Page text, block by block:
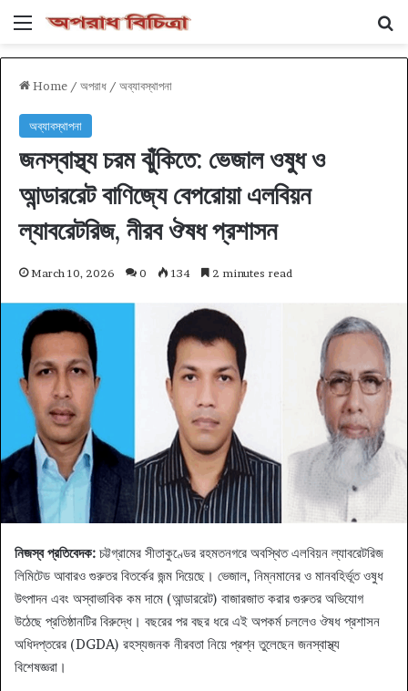
Menu
Home / অপরাধ / অব্যাবস্থাপনা
অব্যাবস্থাপনা
জনস্বাস্থ্য চরম ঝুঁকিতে: ভেজাল ওষুধ ও
আন্ডাররেট বাণিজ্যে বেপরোয়া এলবিয়ন
ল্যাবরেটরিজ, নীরব ঔষধ প্রশাসন
March 10, 2026 0 134 2 minutes read
নিজস্ব প্রতিবেদক: চট্টগ্রামের সীতাকুণ্ডের রহমতনগরে অবস্থিত এলবিয়ন ল্যাবরেটরিজ
লিমিটেড আবারও গুরুতর বিতর্কের জন্ম দিয়েছে। ভেজাল, নিম্নমানের ও মানবহির্ভূত ওষুধ
উৎপাদন এবং অস্বাভাবিক কম দামে (আন্ডাররেট) বাজারজাত করার গুরুতর অভিযোগ
উঠেছে প্রতিষ্ঠানটির বিরুদ্ধে। বছরের পর বছর ধরে এই অপকর্ম চললেও ঔষধ প্রশাসন
অধিদপ্তরের (DGDA) রহস্যজনক নীরবতা নিয়ে প্রশ্ন তুলেছেন জনস্বাস্থ্য
বিশেষজ্ঞরা।